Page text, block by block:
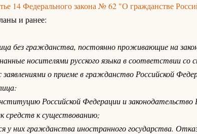
14 Федерального закона № 62 "О гражданстве
и ранее:
без гражданства, постоянно проживающие на
носителями русского языка в соответствии
о приеме в гражданство Российской
Российской Федерации и законодательство
средств к существованию;
у них гражданства иностранного государства.